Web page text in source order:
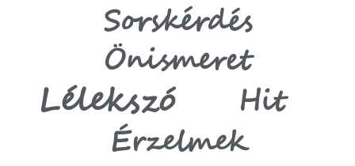
Sorskérdés
Önismeret
Lélekszó
Hit
Érzelmek